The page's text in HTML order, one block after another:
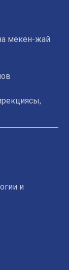
мекен-жай
и